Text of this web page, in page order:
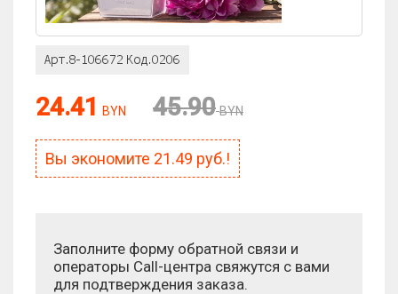
Сколько будет 2 + 4?
24.41 BYN 45.90 BYN
Вы экономите 21.49 руб.!
Заполните форму обратной связи и
операторы Call-центра свяжутся с вами
для подтверждения заказа.